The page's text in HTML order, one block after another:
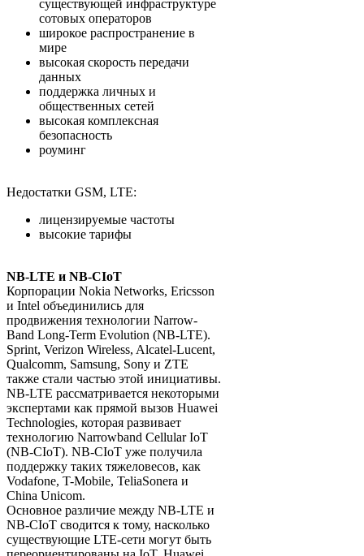
существующей инфраструктуре
сотовых операторов
широкое распространение в
мире
высокая скорость передачи
данных
поддержка личных и
общественных сетей
высокая комплексная
безопасность
роуминг
Недостатки GSM, LTE:
лицензируемые частоты
высокие тарифы
NB-LTE и NB-CIoT
Корпорации Nokia Networks, Ericsson
и Intel объединились для
продвижения технологии Narrow-
Band Long-Term Evolution (NB-LTE).
Sprint, Verizon Wireless, Alcatel-Lucent,
Qualcomm, Samsung, Sony и ZTE
также стали частью этой инициативы.
NB-LTE рассматривается некоторыми
экспертами как прямой вызов Huawei
Technologies, которая развивает
технологию Narrowband Cellular IoT
(NB-CIoT). NB-CIoT уже получила
поддержку таких тяжеловесов, как
Vodafone, T-Mobile, TeliaSonera и
China Unicom.
Основное различие между NB-LTE и
NB-CIoT сводится к тому, насколько
существующие LTE-сети могут быть